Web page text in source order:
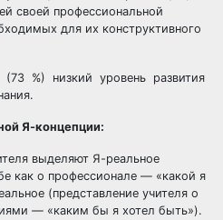
своей профессиональной
для их конструктивного
%) низкий уровень развития
Я-концепции:
выделяют Я-реальное
как о профессионале — «какой я
(представление учителя о
— «каким бы я хотел быть»).